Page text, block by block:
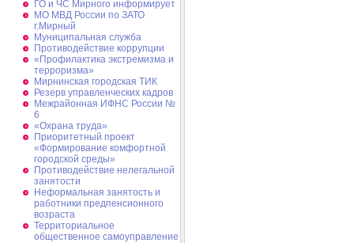
ГО и ЧС Мирного информирует
МО МВД России по ЗАТО
г.Мирный
Муниципальная cлужба
Противодействие коррупции
«Профилактика экстремизма и
терроризма»
Мирнинская городская ТИК
Резерв управленческих кадров
Межрайонная ИФНС России №
6
«Охрана труда»
Приоритетный проект
«Формирование комфортной
городской среды»
Противодействие нелегальной
занятости
Неформальная занятость и
работники предпенсионного
возраста
Территориальное
общественное самоуправление